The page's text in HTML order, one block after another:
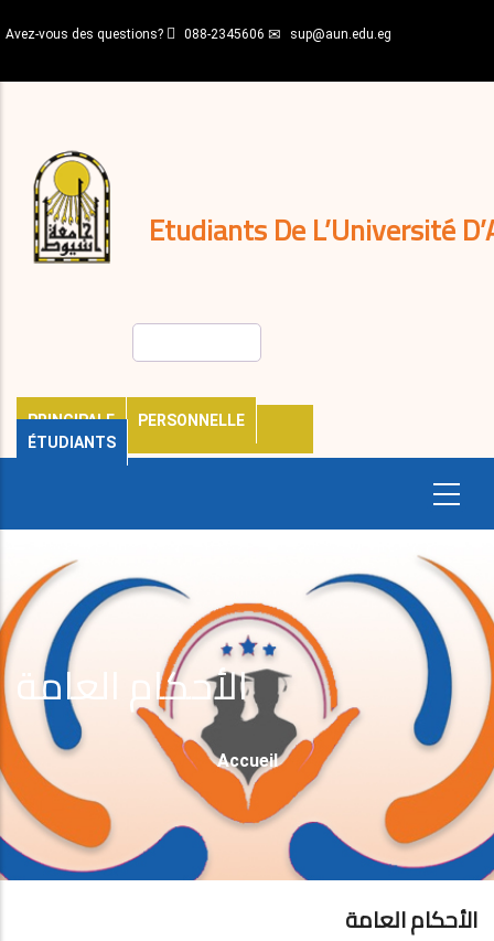
au
principal
Avez-vous des questions? 088-2345606 sup@aun.edu.eg
Etudiants De L’Université
PRINCIPALE
PERSONNELLE
ÉTUDIANTS
décisions
Expatriés
Journal
الأحكام العامة
Fil
D'Ariane
Accueil
الأحكام العامة